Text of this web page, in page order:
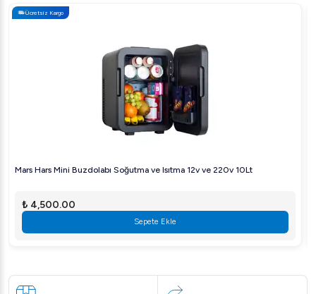
Ücretsiz Kargo
Mars Hars Mini Buzdolabı Soğutma ve Isıtma 12v ve 220v 10Lt
₺ 4,500.00
Sepete Ekle